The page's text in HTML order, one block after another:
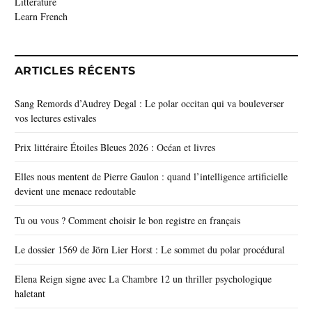
Learn French
ARTICLES RÉCENTS
Sang Remords d’Audrey Degal : Le polar occitan qui va bouleverser
vos lectures estivales
Prix littéraire Étoiles Bleues 2026 : Océan et livres
Elles nous mentent de Pierre Gaulon : quand l’intelligence artificielle
devient une menace redoutable
Tu ou vous ? Comment choisir le bon registre en français
Le dossier 1569 de Jörn Lier Horst : Le sommet du polar procédural
Elena Reign signe avec La Chambre 12 un thriller psychologique
haletant